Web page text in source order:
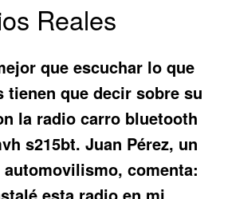
Reales
que escuchar lo que
tienen que decir sobre su
la radio carro bluetooth
s215bt. Juan Pérez, un
comenta:
esta radio en mi